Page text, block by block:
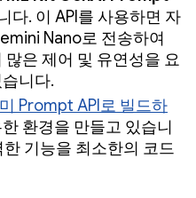
다. 이 API를 사용하면 자
Nano로 전송하여
은 제어 및 유연성을 요
니다.
Prompt API로 빌드하
환경을 만들고 있습니
기능을 최소한의 코드